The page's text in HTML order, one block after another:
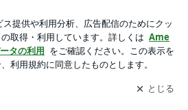
て ブログの更新通知
を受け取りまし
開く